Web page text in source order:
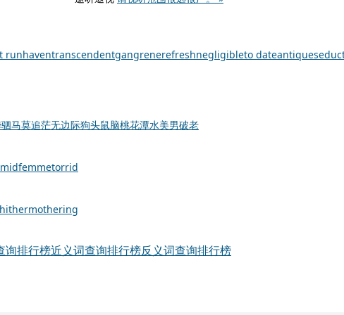
runhaventranscendentgangrenerefreshnegligibleto dateantique
驷马莫追茫无边际狗头鼠脑桃花潭水美男破老
femmetorrid
mothering
询排行榜近义词查询排行榜反义词查询排行榜